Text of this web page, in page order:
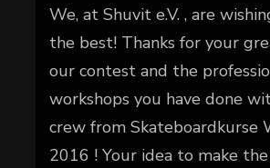
We, at Shuvit e.V. , are
the best! Thanks for your
our contest and the
workshops you have done
crew from Skateboardkurse
2016 ! Your idea to make